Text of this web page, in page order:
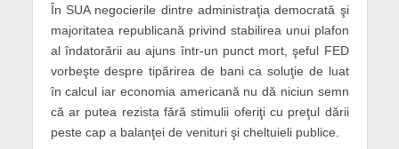
În SUA negocierile dintre administraţia democrată şi
majoritatea republicană privind stabilirea unui plafon
al îndatorării au ajuns într-un punct mort, şeful FED
vorbeşte despre tipărirea de bani ca soluţie de luat
în calcul iar economia americană nu dă niciun semn
că ar putea rezista fără stimulii oferiţi cu preţul dării
peste cap a balanţei de venituri şi cheltuieli publice.